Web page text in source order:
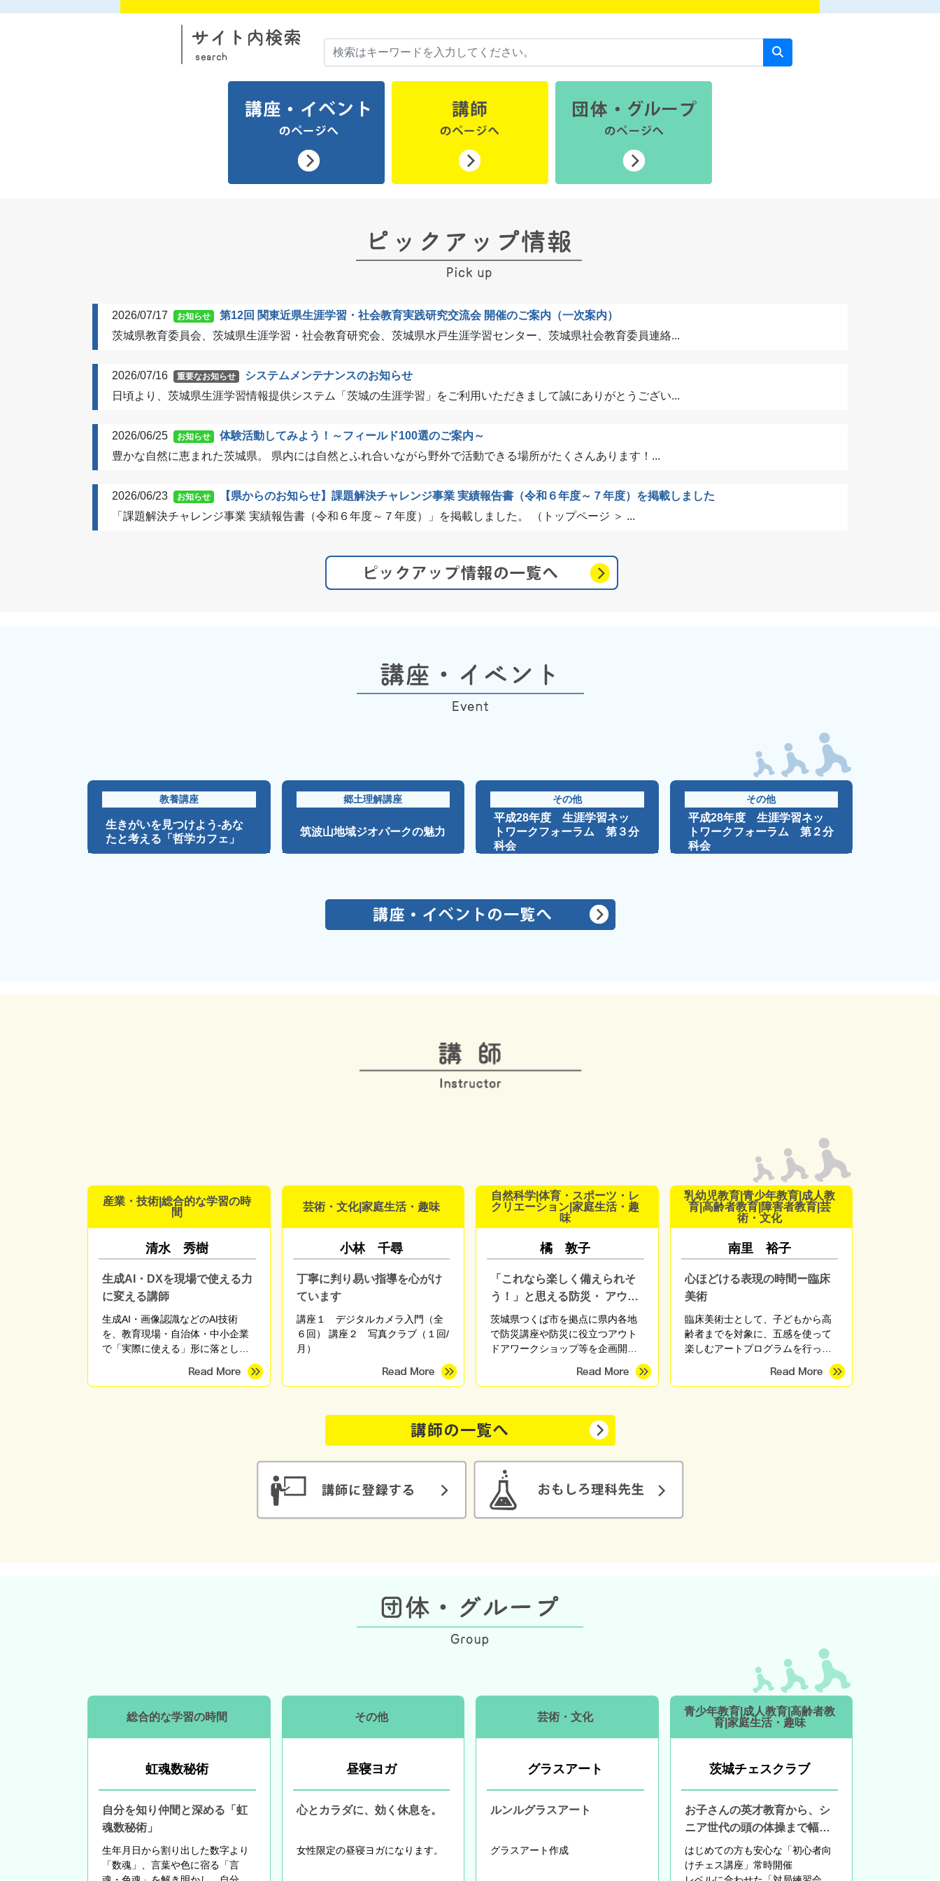
2026/07/17 お知らせ
第12回 関東近県生涯学習・社会教育実践研究交流会 開催のご案内（一次案内）
茨城県教育委員会、茨城県生涯学習・社会教育研究会、茨城県水戸生涯学習センター、茨城県社会教育委員連絡...
2026/07/16 重要なお知らせ
システムメンテナンスのお知らせ
日頃より、茨城県生涯学習情報提供システム「茨城の生涯学習」をご利用いただきまして誠にありがとうござい...
2026/06/25 お知らせ
体験活動してみよう！～フィールド100選のご案内～
豊かな自然に恵まれた茨城県。 県内には自然とふれ合いながら野外で活動できる場所がたくさんあります！...
2026/06/23 お知らせ
【県からのお知らせ】課題解決チャレンジ事業 実績報告書（令和６年度～７年度）を掲載しました
「課題解決チャレンジ事業 実績報告書（令和６年度～７年度）」を掲載しました。 （トップページ ＞ ...
教養講座
生きがいを見つけよう-あな
たと考える「哲学カフェ」
郷土理解講座
筑波山地域ジオパークの魅力
その他
平成28年度 生涯学習ネッ
トワークフォーラム 第３分
科会
その他
平成28年度 生涯学習ネッ
トワークフォーラム 第２分
科会
産業・技術|総合的な学習の時
間
清水 秀樹
生成AI・DXを現場で使える力
に変える講師
生成AI・画像認識などのAI技術
を、教育現場・自治体・中小企業
で「実際に使える」形に落とし込
む実践講師。高校でのAI・DX授業
や教職員研修、自治体のDX支援、
芸術・文化|家庭生活・趣味
小林 千尋
丁寧に判り易い指導を心がけ
ています
講座１ デジタルカメラ入門（全
６回） 講座２ 写真クラブ（１回/
月）
自然科学|体育・スポーツ・レ
クリエーション|家庭生活・趣
味
橘 敦子
「これなら楽しく備えられそ
う！」と思える防災・ アウト
ドア体験を
茨城県つくば市を拠点に県内各地
で防災講座や防災に役立つアウト
ドアワークショップ等を企画開催
しています。 「これを備えておき
ましょう」「こういうときはこう
最適な備えや行動」を自分で考え
られるようになるための知識や技
れそう」 「備えてる方だと思った
けど盲点に気づくことができた」
「やっと自分がまず何をしたらい
乳幼児教育|青少年教育|成人教
育|高齢者教育|障害者教育|芸
術・文化
南里 裕子
心ほどける表現の時間ー臨床
美術
臨床美術士として、子どもから高
齢者までを対象に、五感を使って
楽しむアートプログラムを行って
います。絵や造形の上手・下手を
問わず、一人ひとりの表現を大切
総合的な学習の時間
虹魂数秘術
自分を知り仲間と深める「虹
魂数秘術」
生年月日から割り出した数字より
「数魂」、言葉や色に宿る「言
その他
昼寝ヨガ
心とカラダに、効く休息を。
女性限定の昼寝ヨガになります。
芸術・文化
グラスアート
ルンルグラスアート
グラスアート作成
青少年教育|成人教育|高齢者教
育|家庭生活・趣味
茨城チェスクラブ
お子さんの英才教育から、シ
ニア世代の頭の体操まで幅広
くサポート
はじめての方も安心な 「初心者向
けチェス講座」常時開催